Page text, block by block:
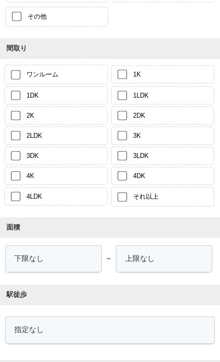
その他
間取り
ワンルーム 1K
1DK 1LDK
2K 2DK
2LDK 3K
3DK 3LDK
4K 4DK
4LDK それ以上
面積
～
駅徒歩